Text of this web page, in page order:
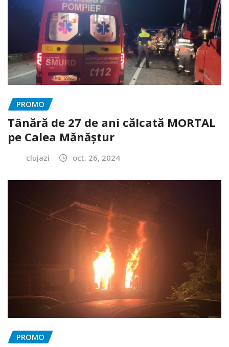
PROMO
Tânără de 27 de ani călcată MORTAL
pe Calea Mănăștur
clujazi oct. 26, 2024
PROMO